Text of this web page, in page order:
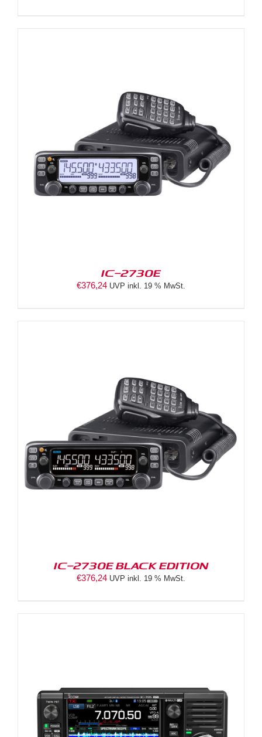
IC-2730E
€376,24 UVP inkl. 19 % MwSt.
IC-2730E BLACK EDITION
€376,24 UVP inkl. 19 % MwSt.